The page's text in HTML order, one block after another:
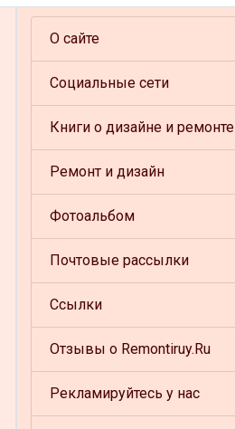
О сайте
Социальные сети
Книги о дизайне и ремонте
Ремонт и дизайн
Фотоальбом
Почтовые рассылки
Ссылки
Отзывы о Remontiruy.Ru
Рекламируйтесь у нас